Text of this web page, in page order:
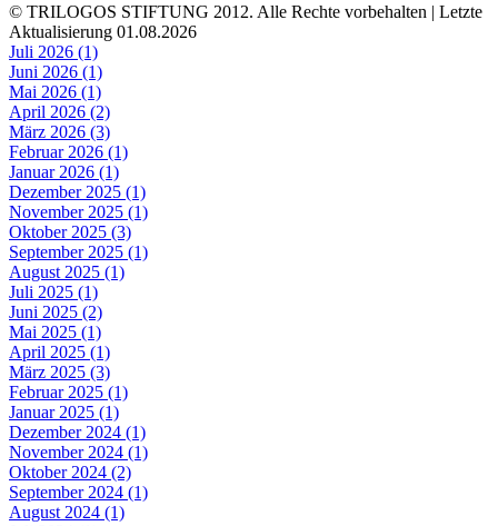
© TRILOGOS STIFTUNG 2012. Alle Rechte vorbehalten | Letzte
Aktualisierung 01.08.2026
Juli 2026 (1)
Juni 2026 (1)
Mai 2026 (1)
April 2026 (2)
März 2026 (3)
Februar 2026 (1)
Januar 2026 (1)
Dezember 2025 (1)
November 2025 (1)
Oktober 2025 (3)
September 2025 (1)
August 2025 (1)
Juli 2025 (1)
Juni 2025 (2)
Mai 2025 (1)
April 2025 (1)
März 2025 (3)
Februar 2025 (1)
Januar 2025 (1)
Dezember 2024 (1)
November 2024 (1)
Oktober 2024 (2)
September 2024 (1)
August 2024 (1)